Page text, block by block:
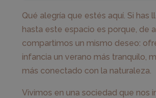
Qué alegría que estés aquí. Si has
hasta este espacio es porque, de
compartimos un mismo deseo:
infancia un verano más tranquilo,
más conectado con la naturaleza.
Vivimos en una sociedad que nos